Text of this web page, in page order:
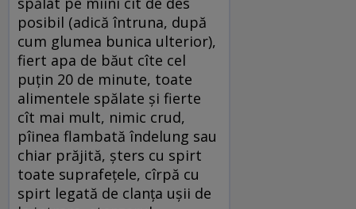
posibil (adică întruna, după
cum glumea bunica ulterior),
fiert apa de băut cîte cel
puțin 20 de minute, toate
alimentele spălate și fierte
cît mai mult, nimic crud,
pîinea flambată îndelung sau
chiar prăjită, șters cu spirt
toate suprafețele, cîrpă cu
spirt legată de clanța ușii de